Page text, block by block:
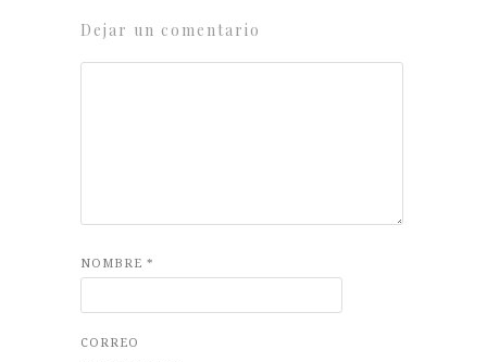
Dejar un comentario
NOMBRE *
CORREO